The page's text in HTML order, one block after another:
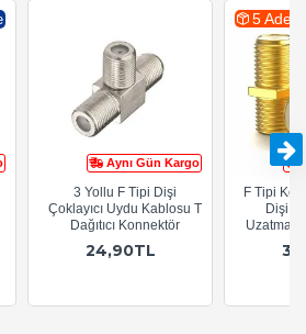
Aynı Gün Kargo
3 Yollu F Tipi Dişi
Çoklayıcı Uydu Kablosu T
Dağıtıcı Konnektör
24,90TL
5 Adet
F Tipi
Dişi
Uzatma